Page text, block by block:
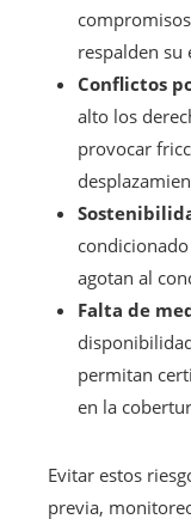
respalden su
Conflictos
alto los
provocar
agotan al
Falta de
permitan
en la
Evitar estos
previa,